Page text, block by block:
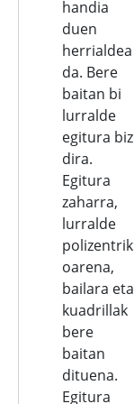
handia
duen
herrialdea
da. Bere
baitan bi
lurralde
egitura
dira.
Egitura
zaharra,
lurralde
polizentrik
oarena,
bailara eta
kuadrillak
bere
baitan
dituena.
Egitura